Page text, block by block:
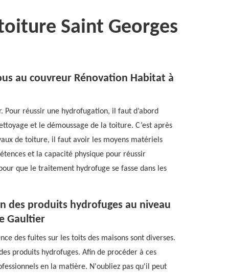
Saint Georges
au couvreur Rénovation Habitat à
réussir une hydrofugation, il faut d’abord
et le démoussage de la toiture. C’est après
de toiture, il faut avoir les moyens matériels
et la capacité physique pour réussir
que le traitement hydrofuge se fasse dans les
des produits hydrofuges au niveau
Gaultier
des fuites sur les toits des maisons sont diverses.
produits hydrofuges. Afin de procéder à ces
en la matière. N'oubliez pas qu'il peut